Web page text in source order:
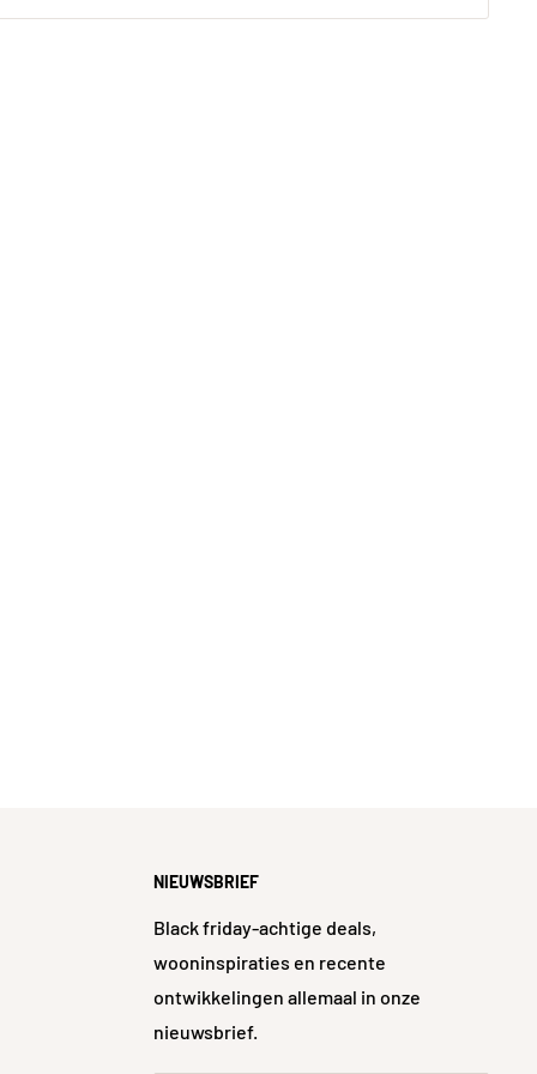
NIEUWSBRIEF
Black friday-achtige deals,
wooninspiraties en recente
ontwikkelingen allemaal in onze
nieuwsbrief.